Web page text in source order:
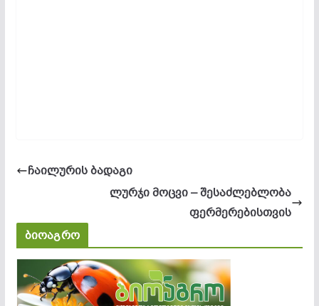
ჩაილურის ბადაგი
ლურჯი მოცვი – შესაძლებლობა
ფერმერებისთვის
ბიოაგრო